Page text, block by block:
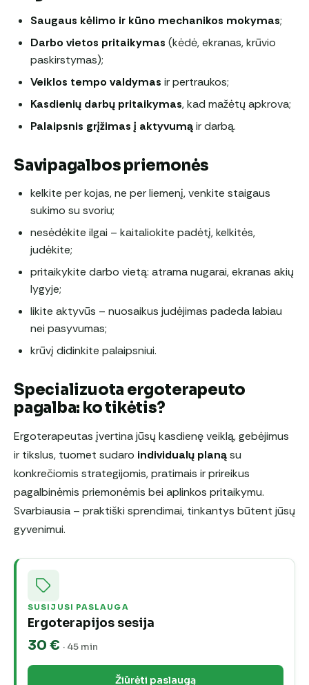
Saugaus kėlimo ir kūno mechanikos mokymas;
Darbo vietos pritaikymas (kėdė, ekranas, krūvio
paskirstymas);
Veiklos tempo valdymas ir pertraukos;
Kasdienių darbų pritaikymas, kad mažėtų apkrova;
Palaipsnis grįžimas į aktyvumąir darbą.
Savipagalbos priemonės
kelkite per kojas, ne per liemenį, venkite staigaus
sukimo su svoriu;
nesėdėkite ilgai – kaitaliokite padėtį, kelkitės,
judėkite;
pritaikykite darbo vietą: atrama nugarai, ekranas akių
lygyje;
likite aktyvūs – nuosaikus judėjimas padeda labiau
nei pasyvumas;
krūvį didinkite palaipsniui.
Specializuota ergoterapeuto
pagalba: ko tikėtis?
Ergoterapeutas įvertina jūsų kasdienę veiklą, gebėjimus
ir tikslus, tuomet sudaro individualų planąsu
konkrečiomis strategijomis, pratimais ir prireikus
pagalbinėmis priemonėmis bei aplinkos pritaikymu.
Svarbiausia – praktiški sprendimai, tinkantys būtent jūsų
gyvenimui.
SUSIJUSI PASLAUGA
Ergoterapijos sesija
30 € · 45 min
Žiūrėti paslaugą